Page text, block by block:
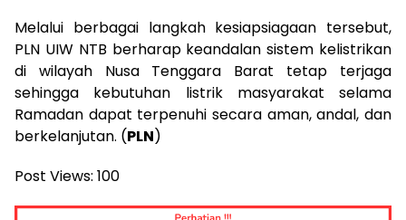
Melalui berbagai langkah kesiapsiagaan tersebut,
PLN UIW NTB berharap keandalan sistem kelistrikan
di wilayah Nusa Tenggara Barat tetap terjaga
sehingga kebutuhan listrik masyarakat selama
Ramadan dapat terpenuhi secara aman, andal, dan
berkelanjutan. (PLN)
Post Views: 100